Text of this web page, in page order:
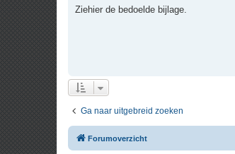
Ziehier de bedoelde bijlage.
Ga naar uitgebreid zoeken
Forumoverzicht